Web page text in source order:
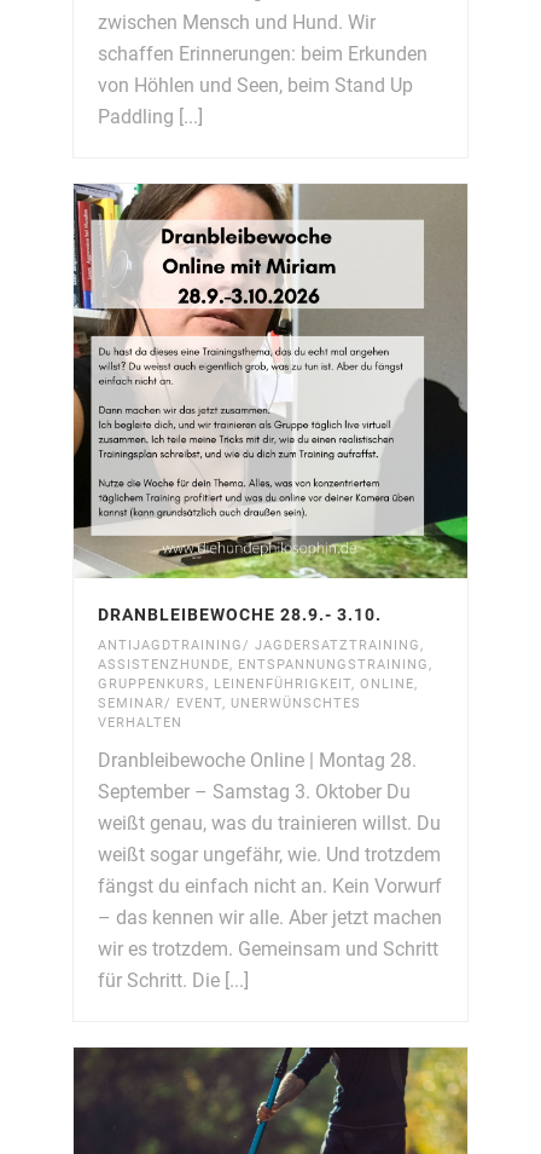
zwischen Mensch und Hund. Wir
schaffen Erinnerungen: beim Erkunden
von Höhlen und Seen, beim Stand Up
Paddling [...]
DRANBLEIBEWOCHE 28.9.- 3.10.
ANTIJAGDTRAINING/ JAGDERSATZTRAINING,
ASSISTENZHUNDE, ENTSPANNUNGSTRAINING,
GRUPPENKURS, LEINENFÜHRIGKEIT, ONLINE,
SEMINAR/ EVENT, UNERWÜNSCHTES
VERHALTEN
Dranbleibewoche Online | Montag 28.
September – Samstag 3. Oktober Du
weißt genau, was du trainieren willst. Du
weißt sogar ungefähr, wie. Und trotzdem
fängst du einfach nicht an. Kein Vorwurf
– das kennen wir alle. Aber jetzt machen
wir es trotzdem. Gemeinsam und Schritt
für Schritt. Die [...]